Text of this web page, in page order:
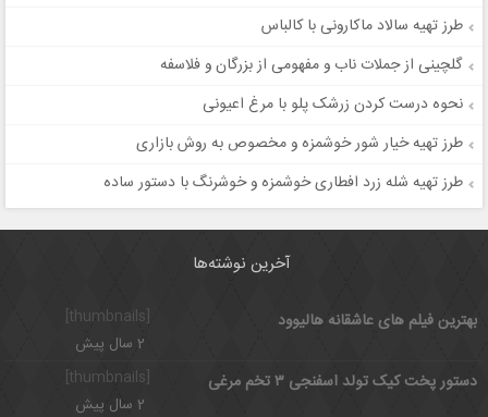
طرز تهیه سالاد ماکارونی با کالباس
گلچینی از جملات ناب و مفهومی از بزرگان و فلاسفه
نحوه درست کردن زرشک پلو با مرغ اعیونی
طرز تهیه خیار شور خوشمزه و مخصوص به روش بازاری
طرز تهیه شله زرد افطاری خوشمزه و خوشرنگ با دستور ساده
آخرین نوشته‌ها
بهترین فیلم های عاشقانه هالیوود
2 سال پیش
[thumbnails]
دستور پخت کیک تولد اسفنجی ۳ تخم مرغی
2 سال پیش